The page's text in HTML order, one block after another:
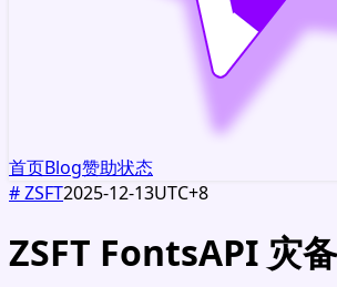
首页Blog赞助状态
#ZSFT2025-12-13UTC+8
ZSFT FontsAPI 灾